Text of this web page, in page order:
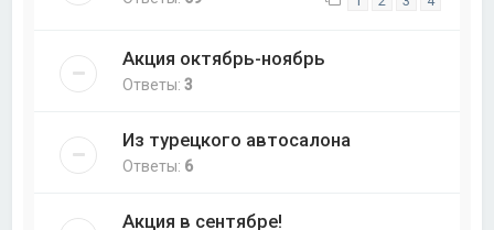
Акция октябрь-ноябрь
Ответы:3
Из турецкого автосалона
Ответы: 6
Акция в сентябре!